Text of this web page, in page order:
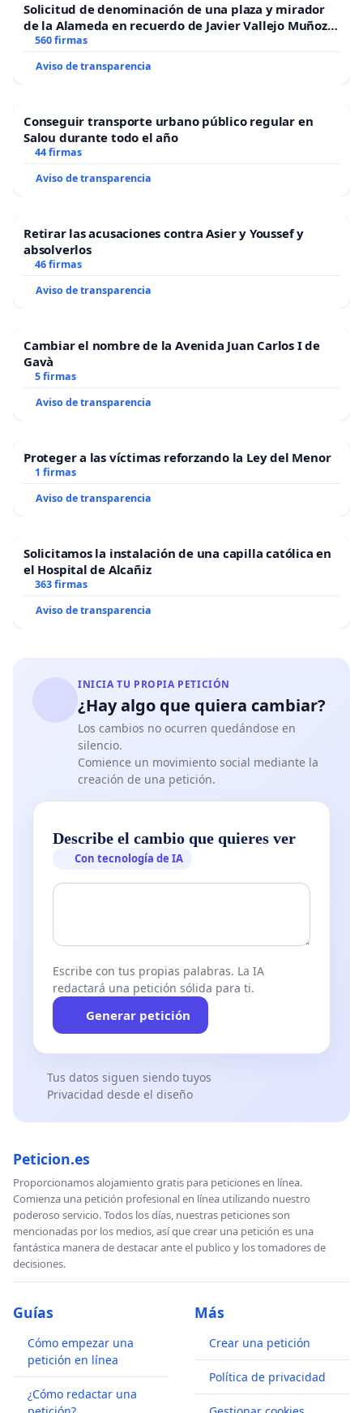
Solicitud de denominación de una plaza y mirador
de la Alameda en recuerdo de Javier Vallejo Muñoz
“Mazinger”
560 firmas
Aviso de transparencia
Conseguir transporte urbano público regular en
Salou durante todo el año
44 firmas
Aviso de transparencia
Retirar las acusaciones contra Asier y Youssef y
absolverlos
46 firmas
Aviso de transparencia
Cambiar el nombre de la Avenida Juan Carlos I de
Gavà
5 firmas
Aviso de transparencia
Proteger a las víctimas reforzando la Ley del Menor
1 firmas
Aviso de transparencia
Solicitamos la instalación de una capilla católica en
el Hospital de Alcañiz
363 firmas
Aviso de transparencia
INICIA TU PROPIA PETICIÓN
¿Hay algo que quiera cambiar?
Los cambios no ocurren quedándose en
silencio.
Comience un movimiento social mediante la
creación de una petición.
Describe el cambio que quieres ver
Con tecnología de IA
Escribe con tus propias palabras. La IA
redactará una petición sólida para ti.
Generar petición
Tus datos siguen siendo tuyos
Privacidad desde el diseño
Peticion.es
Proporcionamos alojamiento gratis para peticiones en línea.
Comienza una petición profesional en línea utilizando nuestro
poderoso servicio. Todos los días, nuestras peticiones son
mencionadas por los medios, así que crear una petición es una
fantástica manera de destacar ante el publico y los tomadores de
decisiones.
Guías
Cómo empezar una
petición en línea
¿Cómo redactar una
Más
Crear una petición
Política de privacidad